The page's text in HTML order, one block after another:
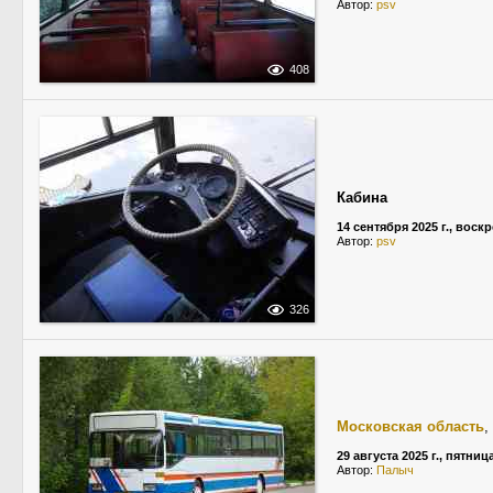
408
Автор: psv
326
Кабина
14 сентября 2025 г.,
Автор: psv
Московская область,
29 августа 2025 г.,
Автор: Палыч